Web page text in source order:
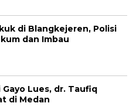
di Blangkejeren, Polisi
dan Imbau
Lues, dr. Taufiq
di Medan